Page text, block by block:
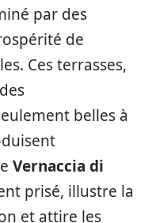
par des
de
Ces terrasses,
belles à
Vernaccia di
prisé, illustre la
et attire les